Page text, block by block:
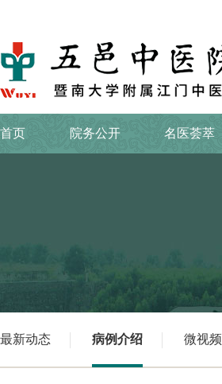
首页 院务公开 名医荟萃
最新动态 病例介绍 微视频